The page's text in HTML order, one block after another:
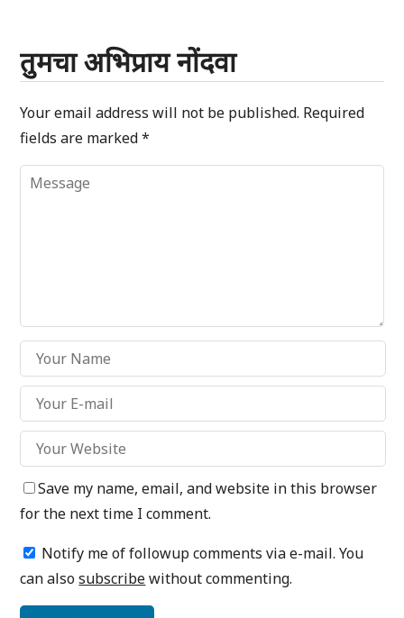
तुमचा अभिप्राय नोंदवा
Your email address will not be published. Required
fields are marked*
Save my name, email, and website in this browser
for the next time I comment.
Notify me of followup comments via e-mail. You
can alsosubscribewithout commenting.